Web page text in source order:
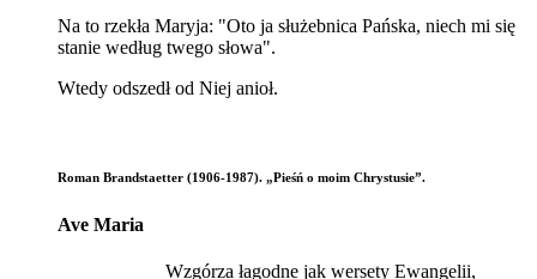
Na to rzekła Maryja: "Oto ja służebnica Pańska, niech mi się
stanie według twego słowa".
Wtedy odszedł od Niej anioł.
Roman Brandstaetter (1906-1987). „Pieśń o moim Chrystusie”.
Ave Maria
Wzgórza łagodne jak wersety Ewangelii,